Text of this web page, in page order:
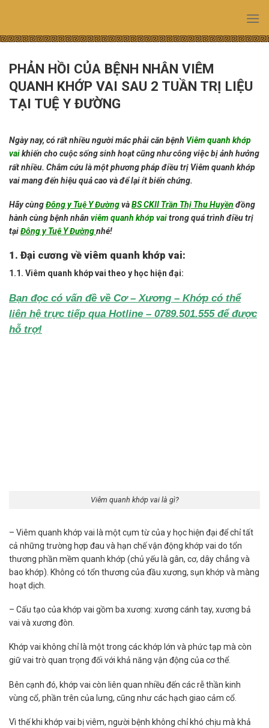
content
PHẢN HỒI CỦA BỆNH NHÂN VIÊM
QUANH KHỚP VAI SAU 2 TUẦN TRỊ LIỆU
TẠI TUỆ Y ĐƯỜNG
Ngày nay, có rất nhiều người mắc phải căn bệnh Viêm quanh khớp
vaikhiến cho cuộc sống sinh hoạt cũng như côngviệcbị ảnh hưởng
rất nhiều. Châm cứu là một phương pháp điều trị Viêm quanh khớp
vai mang đến hiệu quả cao và để lại ít biến chứng.
Hãy cùngĐông y Tuệ Y ĐườngvàBS CKII Trần Thị Thu Huyền đồng
hành cùng bệnh nhân viêm quanh khớp vaitrong quá trình điều trị
tạiĐông y Tuệ Y Đườngnhé!
1. Đại cương về viêm quanh khớp vai:
1.1. Viêm quanh khớp vai theo y học hiện đại:
Bạn đọc có vấn đề về Cơ – Xương – Khớp có thể
liên hệ trực tiếp qua Hotline – 0789.501.555 để được
hỗ trợ!
Viêm quanh khớp vai là gì?
– Viêm quanh khớp vai là một cụm từ của y học hiện đại để chỉ tất
cả những trường hợp đau và hạn chế vận động khớp vai do tổn
thương phần mềm quanh khớp (chủ yếu là gân, cơ, dây chẳng và
bao khớp). Không có tổn thương của đầu xương, sụn khớp và màng
hoạt dịch.
– Cấu tạo của khớp vai gồm ba xương: xương cánh tay, xương bả
vai và xương đòn.
Khớp vai không chỉ là một trong các khớp lớn và phức tạp mà còn
giữ vai trò quan trọng đối với khả năng vận động của cơ thể.
Bên cạnh đó, khớp vai còn liên quan nhiều đến các rễ thần kinh
vùng cổ, phần trên của lưng, cũng như các hạch giao cảm cổ.
Vì thế khi khớp vai bị viêm, người bệnh không chỉ khó chịu mà khả